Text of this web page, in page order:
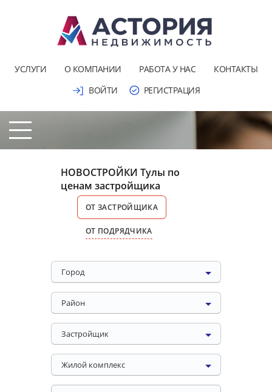
УСЛУГИ О КОМПАНИИ РАБОТА У НАС
КОНТАКТЫ
ВОЙТИ
РЕГИСТРАЦИЯ
НОВОСТРОЙКИ Тулы по
ценам застройщика
ОТ ЗАСТРОЙЩИКА
ОТ ПОДРЯДЧИКА
Город
Район
Застройщик
Жилой комплекс